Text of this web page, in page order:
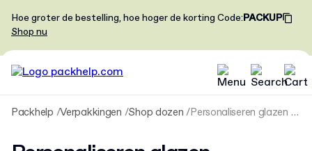
Hoe groter de bestelling, hoe hoger de korting Code:PACKUP
Shop nu
Packhelp Verpakkingen Shop dozen Personaliseren glazen brillendoos – economische magnetische box